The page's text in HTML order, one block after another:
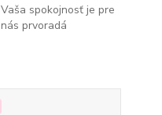
Vaša spokojnosť je pre
nás prvoradá